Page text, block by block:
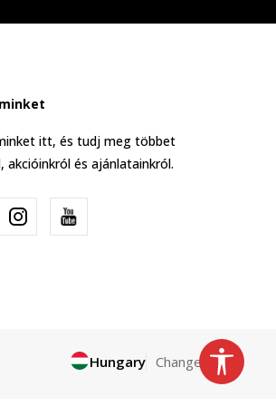
itt, és tudj meg többet
akcióinkról és ajánlatainkról.
Hungary Change